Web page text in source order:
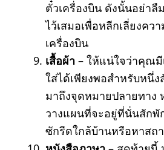
ตั๋วเครื่องบิน ดังนั้นอย่า
ไว้เสมอเพื่อหลีกเลี่ยงคว
เครื่องบิน
เสื้อผ้า – ให้แน่ใจว่าคุณ
ใส่ได้เพียงพอสำหรับหนึ่
มาถึงจุดหมายปลายทา
วางแผนที่จะอยู่ที่นั่นสัก
ซักรีดใกล้บ้านหรือหาสถ